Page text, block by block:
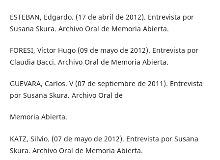
ESTEBAN, Edgardo. (17 de abril de 2012). Entrevista por
Susana Skura. Archivo Oral de Memoria Abierta.
FORESI, Víctor Hugo (09 de mayo de 2012). Entrevista por
Claudia Bacci. Archivo Oral de Memoria Abierta.
GUEVARA, Carlos. V (07 de septiembre de 2011). Entrevista
por Susana Skura. Archivo Oral de
Memoria Abierta.
KATZ, Silvio. (07 de mayo de 2012). Entrevista por Susana
Skura. Archivo Oral de Memoria Abierta.